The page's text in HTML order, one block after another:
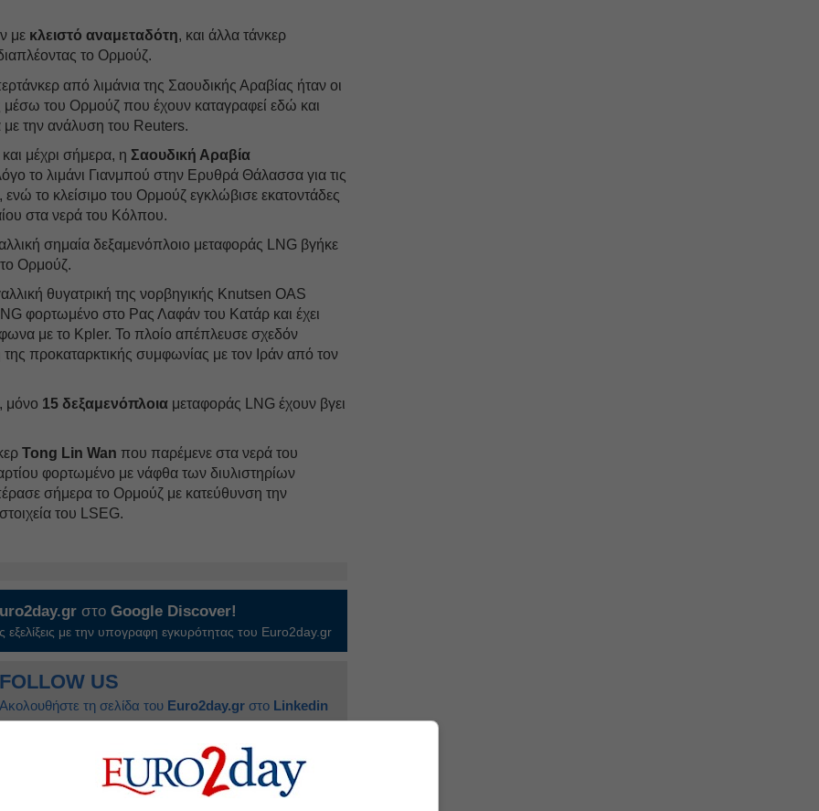
με κλειστό αναμεταδότη, και άλλα τάνκερ
το Ορμούζ.
από λιμάνια της Σαουδικής Αραβίας ήταν οι
μέσω του Ορμούζ που έχουν καταγραφεί εδώ και
την ανάλυση του Reuters.
μέχρι σήμερα, ηΣαουδική Αραβία
το λιμάνι Γιανμπού στην Ερυθρά Θάλασσα για τις
ενώ το κλείσιμο του Ορμούζ εγκλώβισε εκατοντάδες
στα νερά του Κόλπου.
σημαία δεξαμενόπλοιο μεταφοράς LNG βγήκε
Ορμούζ.
θυγατρική της νορβηγικής Knutsen OAS
φορτωμένο στο Ρας Λαφάν του Κατάρ και έχει
με το Kpler. Το πλοίο απέπλευσε σχεδόν
προκαταρκτικής συμφωνίας με τον Ιράν από τον
μόνο 15 δεξαμενόπλοια μεταφοράς LNG έχουν βγει
Tong Lin Wan που παρέμενε στα νερά του
φορτωμένο με νάφθα των διυλιστηρίων
σήμερα το Ορμούζ με κατεύθυνση την
του LSEG.
στοGoogle Discover!
εξελίξεις με την υπογραφη εγκυρότητας του Euro2day.gr
FOLLOW US
Ακολουθήστε τη σελίδα του Euro2day.gr στο Linkedin